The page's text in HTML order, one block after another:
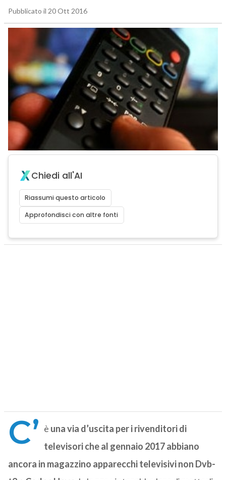
Pubblicato il 20 Ott 2016
Chiedi all'AI
Riassumi questo articolo
Approfondisci con altre fonti
C’ è una via d’uscita per i rivenditori di
televisori che al gennaio 2017 abbiano
ancora in magazzino apparecchi televisivi non Dvb-